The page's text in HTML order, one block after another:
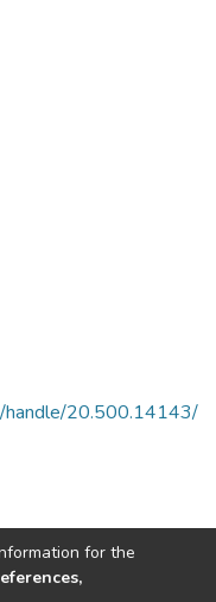
handle/20.500.14143/
for the